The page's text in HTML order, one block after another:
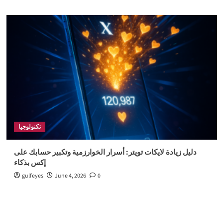
تكنولوجيا
دليل زيادة لايكات تويتر: أسرار الخوارزمية وتكبير حسابك على
إكس بذكاء
gulfeyes June 4, 2026 0